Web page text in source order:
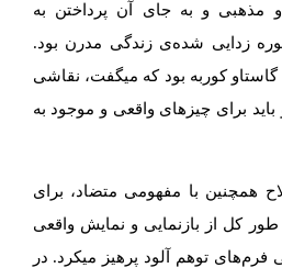
و مذهبی و به جای آن پرداختن به
­زدایی شده­‌ی زندگی مدرن بود.
کوربه بود که می­گفت، نقاشی
برای چیزهای واقعی و موجود به
این اصطلاح همچنین با مفهومی متضاد، برای
کل از بازنمایی و نمایش واقعی
توهم ­آلود پرهیز می­کرد. در